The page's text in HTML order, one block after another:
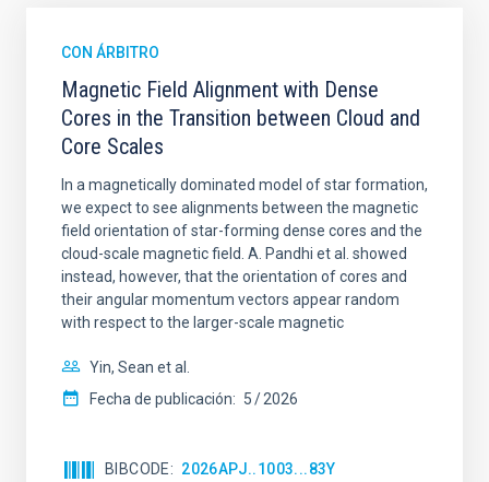
CON ÁRBITRO
Magnetic Field Alignment with Dense
Cores in the Transition between Cloud and
Core Scales
In a magnetically dominated model of star formation,
we expect to see alignments between the magnetic
field orientation of star-forming dense cores and the
cloud-scale magnetic field. A. Pandhi et al. showed
instead, however, that the orientation of cores and
their angular momentum vectors appear random
with respect to the larger-scale magnetic
Yin, Sean et al.
Fecha de publicación: 5 2026
BIBCODE 2026APJ..1003...83Y